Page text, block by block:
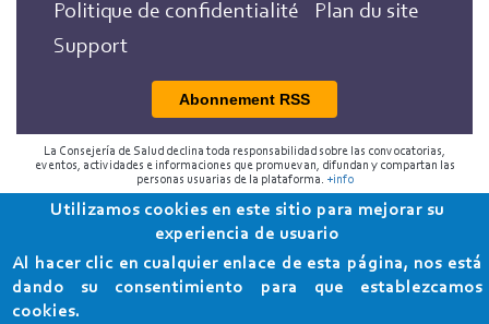
Politique de confidentialité
Plan du site
Support
Abonnement RSS
La Consejería de Salud declina toda responsabilidad sobre las convocatorias,
eventos, actividades e informaciones que promuevan, difundan y compartan las
personas usuarias de la plataforma. +info
2018 Programa de Envejecimiento Saludable de la
Consejería de Salud
Utilizamos cookies en este sitio para mejorar su
experiencia de usuario
Al hacer clic en cualquier enlace de esta página, nos está
dando su consentimiento para que establezcamos
cookies.